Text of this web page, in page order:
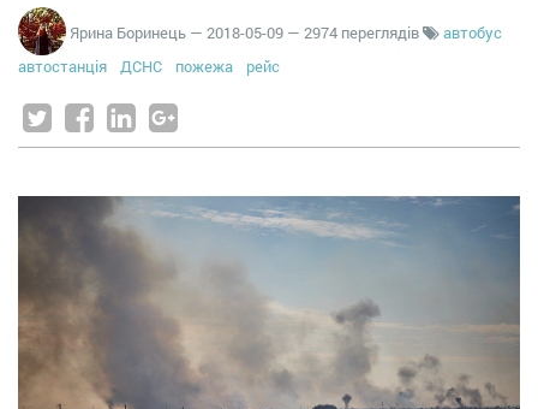
Ярина Боринець — 2018-05-09 — 2974 переглядів
автобус
автостанція
ДСНС пожежа рейс